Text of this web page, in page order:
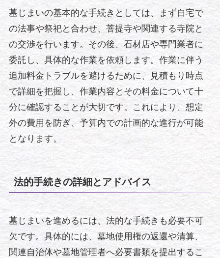
墓じまいの基本的な手続きとしては、まず自宅で
の法事や祭祀と合わせ、菩提寺や関連する寺院と
の交渉を行います。その後、石材店や専門業者に
委託し、具体的な作業を依頼します。作業に伴う
追加料金トラブルを避けるために、見積もり時点
で詳細を把握し、作業内容とその料金について十
分に確認することが大切です。これにより、想定
外の費用を防ぎ、予算内での計画的な進行が可能
となります。
法的手続きの詳細とアドバイス
墓じまいを進めるには、法的な手続きも必要不可
欠です。具体的には、墓地使用権の返還や清算、
関連自治体や墓地管理者へ必要書類を提出するこ